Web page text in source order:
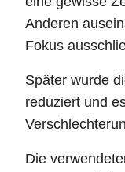
Anderen
Fokus
Später wurde
reduziert und
Die